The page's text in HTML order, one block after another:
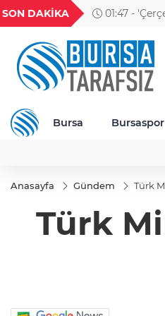
SON DAKİKA 01:47 -
18,2677
TND
16,3788
Bursa Bursaspor
Anasayfa Gündem Türk
Türk